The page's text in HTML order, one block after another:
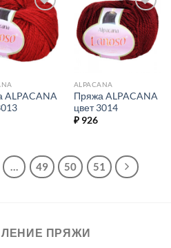
Добавить в
избранное.
ALPACANA
Добавить в
избранное.
ALPACANA
Пряжа ALPACANA
цвет 3014
₽926
… 49 50 51
ПРЯЖИ